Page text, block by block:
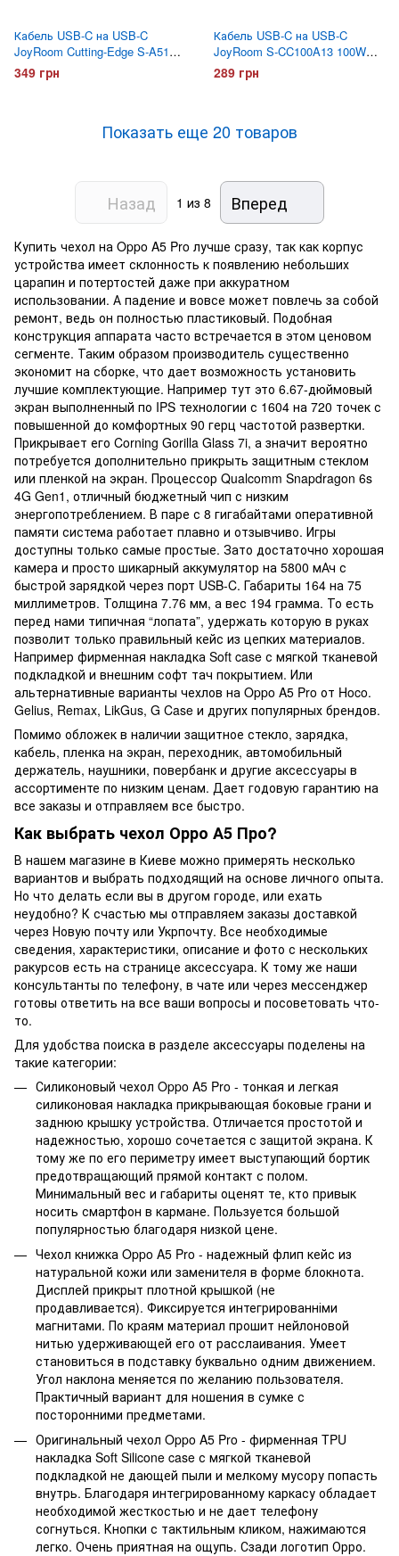
Кабель USB-C на USB-C
JoyRoom Cutting-Edge S-A51
60W 1.2 метра Серый
349 грн
Кабель USB-C на USB-C
JoyRoom S-CC100A13 100W
1.2 метра Белый
289 грн
Показать еще 20 товаров
Назад 1 из 8 Вперед
Купить чехол на Oppo A5 Pro лучше сразу, так как корпус
устройства имеет склонность к появлению небольших
царапин и потертостей даже при аккуратном
использовании. А падение и вовсе может повлечь за собой
ремонт, ведь он полностью пластиковый. Подобная
конструкция аппарата часто встречается в этом ценовом
сегменте. Таким образом производитель существенно
экономит на сборке, что дает возможность установить
лучшие комплектующие. Например тут это 6.67-дюймовый
экран выполненный по IPS технологии с 1604 на 720 точек с
повышенной до комфортных 90 герц частотой развертки.
Прикрывает его Corning Gorilla Glass 7i, а значит вероятно
потребуется дополнительно прикрыть защитным стеклом
или пленкой на экран. Процессор Qualcomm Snapdragon 6s
4G Gen1, отличный бюджетный чип с низким
энергопотреблением. В паре с 8 гигабайтами оперативной
памяти система работает плавно и отзывчиво. Игры
доступны только самые простые. Зато достаточно хорошая
камера и просто шикарный аккумулятор на 5800 мАч с
быстрой зарядкой через порт USB-C. Габариты 164 на 75
миллиметров. Толщина 7.76 мм, а вес 194 грамма. То есть
перед нами типичная “лопата”, удержать которую в руках
позволит только правильный кейс из цепких материалов.
Например фирменная накладка Soft case с мягкой тканевой
подкладкой и внешним софт тач покрытием. Или
альтернативные варианты чехлов на Oppo A5 Pro от Hoco.
Gelius, Remax, LikGus, G Case и других популярных брендов.
Помимо обложек в наличии защитное стекло, зарядка,
кабель, пленка на экран, переходник, автомобильный
держатель, наушники, повербанк и другие аксессуары в
ассортименте по низким ценам. Дает годовую гарантию на
все заказы и отправляем все быстро.
Как выбрать чехол Орро А5 Про?
В нашем магазине в Киеве можно примерять несколько
вариантов и выбрать подходящий на основе личного опыта.
Но что делать если вы в другом городе, или ехать
неудобно? К счастью мы отправляем заказы доставкой
через Новую почту или Укрпочту. Все необходимые
сведения, характеристики, описание и фото с нескольких
ракурсов есть на странице аксессуара. К тому же наши
консультанты по телефону, в чате или через мессенджер
готовы ответить на все ваши вопросы и посоветовать что-
то.
Для удобства поиска в разделе аксессуары поделены на
такие категории:
Силиконовый чехол Oppo A5 Pro - тонкая и легкая
силиконовая накладка прикрывающая боковые грани и
заднюю крышку устройства. Отличается простотой и
надежностью, хорошо сочетается с защитой экрана. К
тому же по его периметру имеет выступающий бортик
предотвращающий прямой контакт с полом.
Минимальный вес и габариты оценят те, кто привык
носить смартфон в кармане. Пользуется большой
популярностью благодаря низкой цене.
Чехол книжка Oppo A5 Pro - надежный флип кейс из
натуральной кожи или заменителя в форме блокнота.
Дисплей прикрыт плотной крышкой (не
продавливается). Фиксируется интегрированніми
магнитами. По краям материал прошит нейлоновой
нитью удерживающей его от расслаивания. Умеет
становиться в подставку буквально одним движением.
Угол наклона меняется по желанию пользователя.
Практичный вариант для ношения в сумке с
посторонними предметами.
Оригинальный чехол Oppo A5 Pro - фирменная TPU
накладка Soft Silicone case с мягкой тканевой
подкладкой не дающей пыли и мелкому мусору попасть
внутрь. Благодаря интегрированному каркасу обладает
необходимой жесткостью и не дает телефону
согнуться. Кнопки с тактильным кликом, нажимаются
легко. Очень приятная на ощупь. Сзади логотип Орро.